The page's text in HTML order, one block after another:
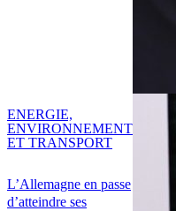
L’Allemagne en passe
d’atteindre ses
ENERGIE,
ENVIRONNEMENT
ET TRANSPORT